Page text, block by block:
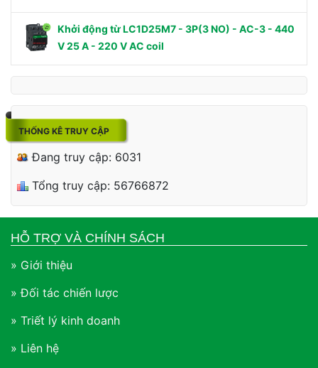
Khởi động từ LC1D25M7 - 3P(3 NO) - AC-3 - 440
V 25 A - 220 V AC coil
THỐNG KÊ TRUY CẬP
Đang truy cập: 6031
Tổng truy cập: 56766872
HỖ TRỢ VÀ CHÍNH SÁCH
» Giới thiệu
» Đối tác chiến lược
» Triết lý kinh doanh
» Liên hệ